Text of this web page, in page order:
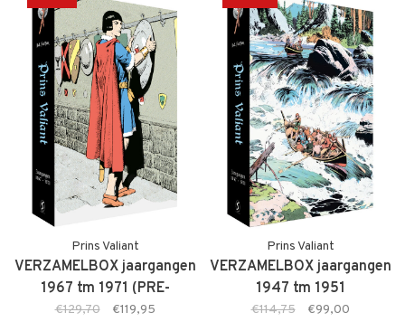
Prins Valiant
VERZAMELBOX jaargangen
1967 tm 1971 (PRE-
ORDER)
€129,70 €119,95
Prins Valiant
VERZAMELBOX jaargangen
1947 tm 1951
€114,75 €99,00